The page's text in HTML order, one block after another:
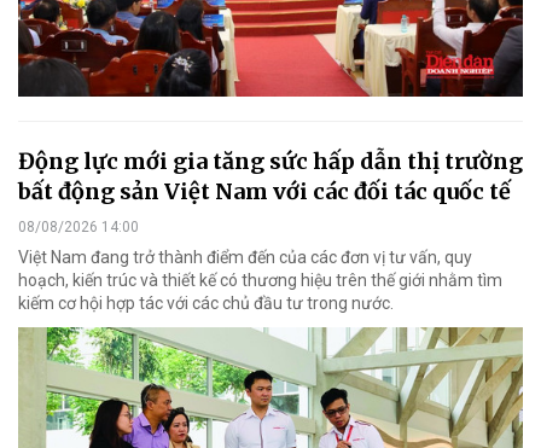
Động lực mới gia tăng sức hấp dẫn thị trường
bất động sản Việt Nam với các đối tác quốc tế
08/08/2026 14:00
Việt Nam đang trở thành điểm đến của các đơn vị tư vấn, quy
hoạch, kiến trúc và thiết kế có thương hiệu trên thế giới nhằm tìm
kiếm cơ hội hợp tác với các chủ đầu tư trong nước.